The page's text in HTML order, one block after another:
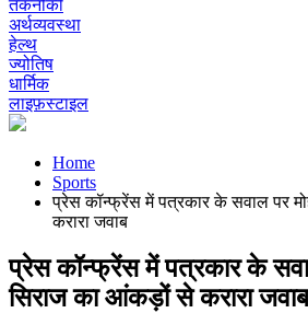
तकनीकी
अर्थव्यवस्था
हेल्थ
ज्योतिष
धार्मिक
लाइफ़स्टाइल
Home
Sports
प्रेस कॉन्फ्रेंस में पत्रकार के सवाल पर
करारा जवाब
प्रेस कॉन्फ्रेंस में पत्रकार के
सिराज का आंकड़ों से करारा जवाब